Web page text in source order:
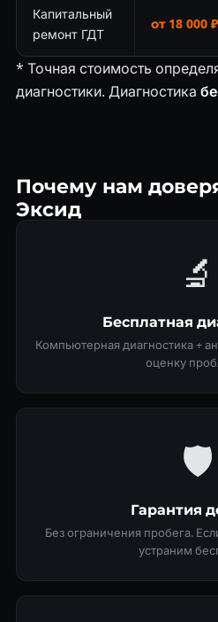
Капитальный
ремонт ГДТ
от 18 000 ₽
* Точная стоимость
диагностики. Диагностика
Почему нам
Эксид
🔬
Бесплатная
Компьютерная диагностика +
оценку
🛡
Гарантия
Без ограничения пробега.
устраним